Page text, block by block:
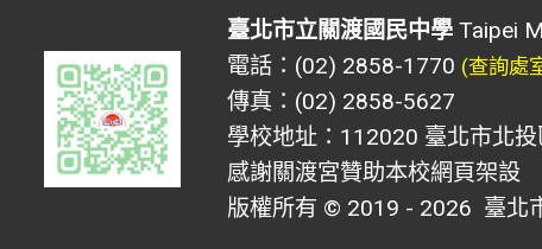
臺北市立關渡國民中學Taipei
電話：(02) 2858-1770 (查詢處
傳真：(02) 2858-5627
學校地址：112020 臺北市北
感謝關渡宮贊助本校網頁架設
版權所有 © 2019 - 2026 臺北